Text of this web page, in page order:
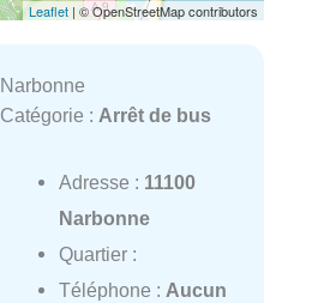
Leaflet | © OpenStreetMap contributors
Narbonne
Catégorie : Arrêt de bus
Adresse : 11100
Narbonne
Quartier :
Téléphone : Aucun